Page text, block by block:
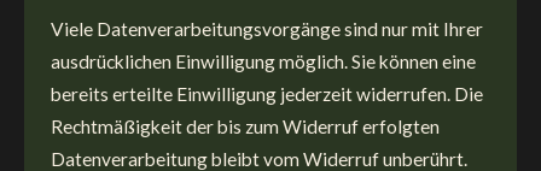
Viele Datenverarbeitungsvorgänge sind nur mit Ihrer
ausdrücklichen Einwilligung möglich. Sie können eine
bereits erteilte Einwilligung jederzeit widerrufen. Die
Rechtmäßigkeit der bis zum Widerruf erfolgten
Datenverarbeitung bleibt vom Widerruf unberührt.